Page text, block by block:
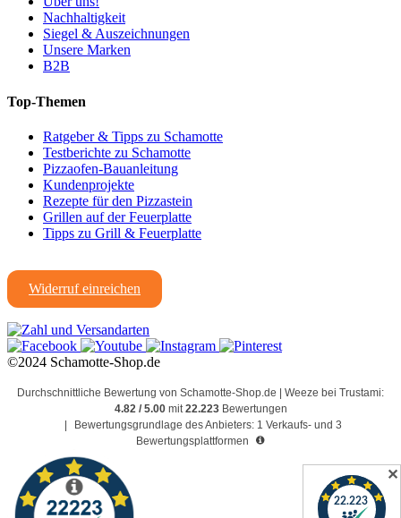
Nachhaltigkeit
Siegel & Auszeichnungen
Unsere Marken
B2B
Top-Themen
Ratgeber & Tipps zu Schamotte
Testberichte zu Schamotte
Pizzaofen-Bauanleitung
Kundenprojekte
Rezepte für den Pizzastein
Grillen auf der Feuerplatte
Tipps zu Grill & Feuerplatte
Widerruf einreichen
©2024 Schamotte-Shop.de
Durchschnittliche Bewertung von Schamotte-Shop.de | Weeze bei Trustami:
4.82 / 5.00mit22.223 Bewertungen
|
Bewertungsgrundlage des Anbieters: 1 Verkaufs- und 3
Bewertungsplattformen
✕